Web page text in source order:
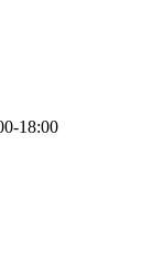
18:00